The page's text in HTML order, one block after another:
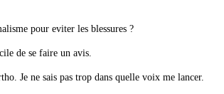
pour eviter les blessures ?
de se faire un avis.
Je ne sais pas trop dans quelle voix me lancer.